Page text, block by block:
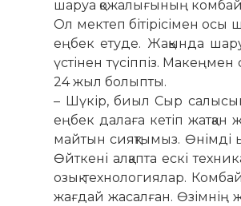
шаруа қожалығының
Ол мектеп бітірісімен осы
еңбек етуде. Жақында
үстінен түсіппіз.
24 жыл болыпты.
– Шүкір, биыл Сыр
еңбек далаға кетіп жатқан
майтын сияқтымыз.
Өйткені алқапта ескі
озық технологиялар.
жағдай жасалған. Өзімнің